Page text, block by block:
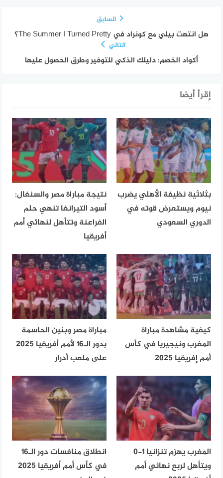
السابق
هل انتهت بيلي مع كونراد في The Summer I Turned Pretty؟
التالي
أكواد الخصم: دليلك الذكي للتوفير وطرق الحصول عليها
إقرأ أيضا
بثلاثية نظيفة الأهلي يضرب
نيوم ويستعرض قوته في
الدوري السعودي
نتيجة مباراة مصر والسنغال:
أسود التيرانغا تنهي حلم
الفراعنة وتتأهل لنهائي أمم
أفريقيا
كيفية مشاهدة مباراة
المغرب ونيجيريا في كأس
أمم إفريقيا 2025
مباراة مصر وبنين الحاسمة
بدور الـ16 لأمم أفريقيا 2025
على ملعب أدرار
المغرب يهزم تنزانيا 1-0
ويتأهل لربع نهائي أمم
انطلاق منافسات دور الـ16
في كأس أمم أفريقيا 2025